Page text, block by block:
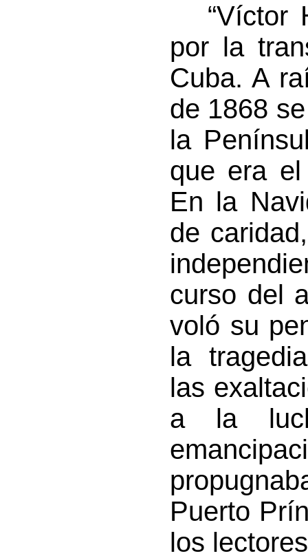
“Víctor
por la
Cuba. A
de 1868
la
que era
En la
de
curso del
voló su
la
las
a la
Puerto
los